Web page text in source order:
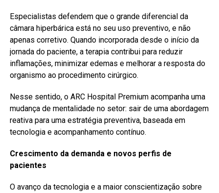
Especialistas defendem que o grande diferencial da
câmara hiperbárica está no seu uso preventivo, e não
apenas corretivo. Quando incorporada desde o início da
jornada do paciente, a terapia contribui para reduzir
inflamações, minimizar edemas e melhorar a resposta do
organismo ao procedimento cirúrgico.
Nesse sentido, o ARC Hospital Premium acompanha uma
mudança de mentalidade no setor: sair de uma abordagem
reativa para uma estratégia preventiva, baseada em
tecnologia e acompanhamento contínuo.
Crescimento da demanda e novos perfis de
pacientes
O avanço da tecnologia e a maior conscientização sobre